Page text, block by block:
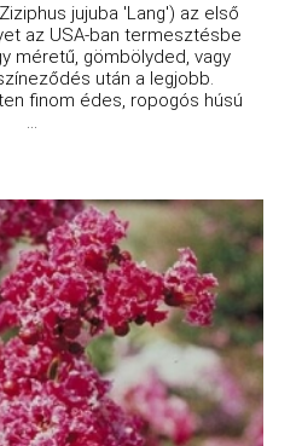
jujuba 'Lang') az első
az USA-ban termesztésbe
méretű, gömbölyded, vagy
után a legjobb.
finom édes, ropogós húsú
...